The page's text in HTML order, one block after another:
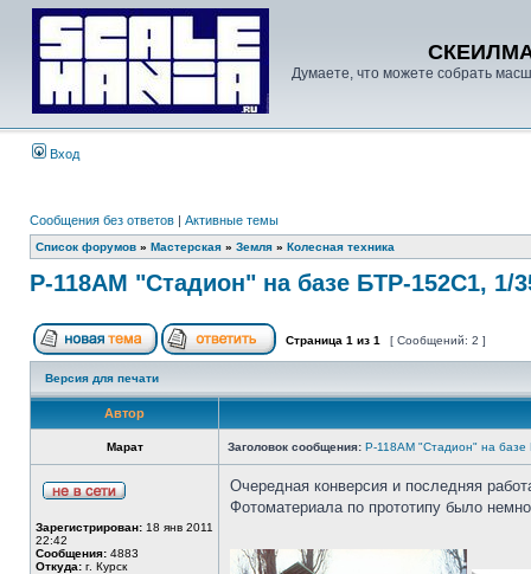
Думаете, что можете собрать
Вход
Сообщения без ответов | Активные темы
Список форумов » Мастерская » Земля » Колесная техника
Р-118АМ "Стадион" на базе БТР-152С1, 1/
Страница 1 из 1 [ Сообщений: 2 ]
Версия для печати
Автор
Марат Заголовок сообщения: Р-118АМ "Стадион" на базе
Зарегистрирован: 18 янв 2011
22:42
Сообщения: 4883
Откуда: г. Курск
Очередная конверсия и последняя
Фотоматериала по прототипу было